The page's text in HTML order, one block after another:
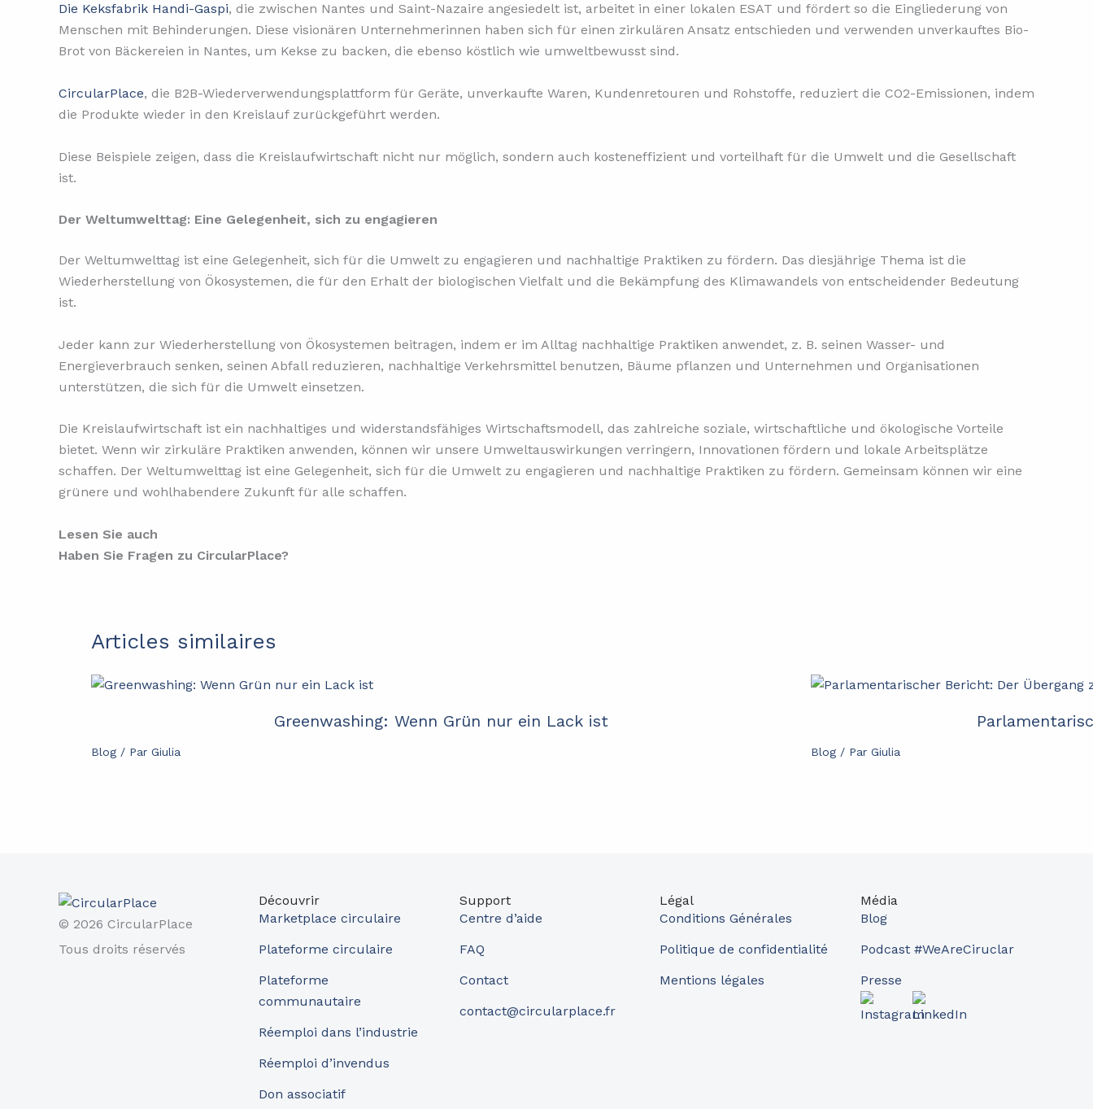
Die Keksfabrik Handi-Gaspi, die zwischen Nantes und Saint-Nazaire angesiedelt ist, arbeitet in einer lokalen ESAT und fördert so die Eingliederung von
Menschen mit Behinderungen. Diese visionären Unternehmerinnen haben sich für einen zirkulären Ansatz entschieden und verwenden unverkauftes Bio-
Brot von Bäckereien in Nantes, um Kekse zu backen, die ebenso köstlich wie umweltbewusst sind.
CircularPlace, die B2B-Wiederverwendungsplattform für Geräte, unverkaufte Waren, Kundenretouren und Rohstoffe, reduziert die CO2-Emissionen, indem
die Produkte wieder in den Kreislauf zurückgeführt werden.
Diese Beispiele zeigen, dass die Kreislaufwirtschaft nicht nur möglich, sondern auch kosteneffizient und vorteilhaft für die Umwelt und die Gesellschaft
ist.
Der Weltumwelttag: Eine Gelegenheit, sich zu engagieren
Der Weltumwelttag ist eine Gelegenheit, sich für die Umwelt zu engagieren und nachhaltige Praktiken zu fördern. Das diesjährige Thema ist die
Wiederherstellung von Ökosystemen, die für den Erhalt der biologischen Vielfalt und die Bekämpfung des Klimawandels von entscheidender Bedeutung
ist.
Jeder kann zur Wiederherstellung von Ökosystemen beitragen, indem er im Alltag nachhaltige Praktiken anwendet, z. B. seinen Wasser- und
Energieverbrauch senken, seinen Abfall reduzieren, nachhaltige Verkehrsmittel benutzen, Bäume pflanzen und Unternehmen und Organisationen
unterstützen, die sich für die Umwelt einsetzen.
Die Kreislaufwirtschaft ist ein nachhaltiges und widerstandsfähiges Wirtschaftsmodell, das zahlreiche soziale, wirtschaftliche und ökologische Vorteile
bietet. Wenn wir zirkuläre Praktiken anwenden, können wir unsere Umweltauswirkungen verringern, Innovationen fördern und lokale Arbeitsplätze
schaffen. Der Weltumwelttag ist eine Gelegenheit, sich für die Umwelt zu engagieren und nachhaltige Praktiken zu fördern. Gemeinsam können wir eine
grünere und wohlhabendere Zukunft für alle schaffen.
Lesen Sie auch
Haben Sie Fragen zu CircularPlace?
Articles similaires
Greenwashing: Wenn Grün nur ein Lack ist
Blog / Par Giulia Blog / Par Giulia
© 2026 CircularPlace
Tous droits réservés
Découvrir
Marketplace circulaire
Plateforme circulaire
Plateforme
communautaire
Réemploi dans l’industrie
Réemploi d’invendus
Don associatif
Support
Centre d’aide
FAQ
Contact
contact@circularplace.fr
Légal
Conditions Générales
Politique de confidentialité
Mentions légales
Média
Blog
Podcast #WeAreCiruclar
Presse